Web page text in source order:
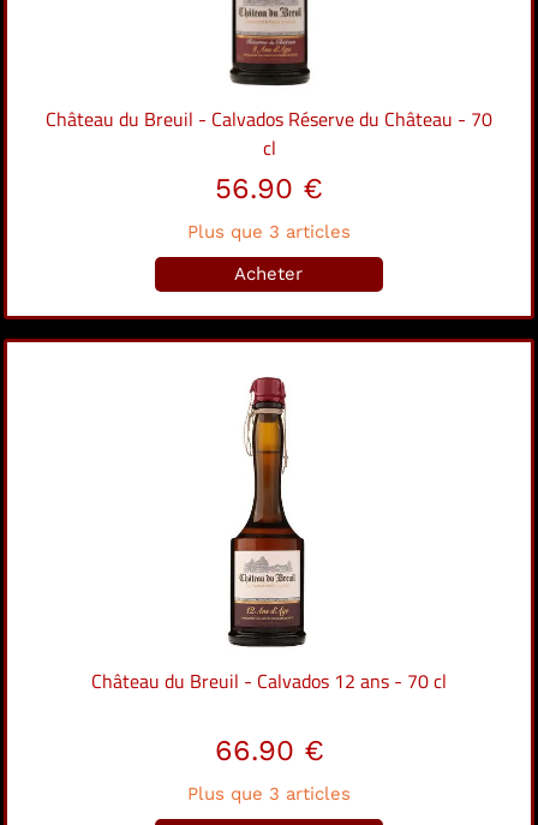
Château du Breuil - Calvados Réserve du Château - 70
cl
56.90 €
Plus que 3 articles
Acheter
Château du Breuil - Calvados 12 ans - 70 cl
66.90 €
Plus que 3 articles